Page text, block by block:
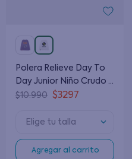
Polera Relieve Day To
Day Junior Niño Crudo 8
a 12 Años
$10.990 $3297
Elige tu talla
Agregar al carrito